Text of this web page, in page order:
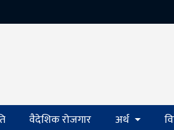
वैदेशिक रोजगार अर्थ